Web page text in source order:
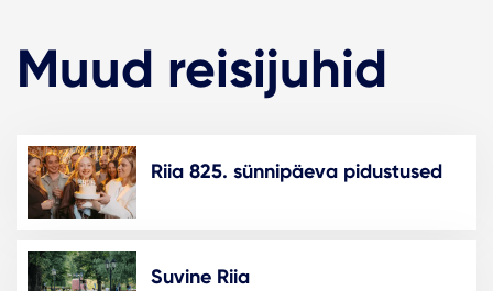
Muud reisijuhid
Riia 825. sünnipäeva pidustused
Suvine Riia